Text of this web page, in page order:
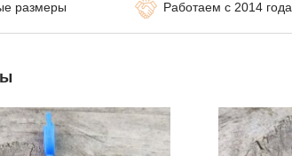
размеры Работаем с 2014 года